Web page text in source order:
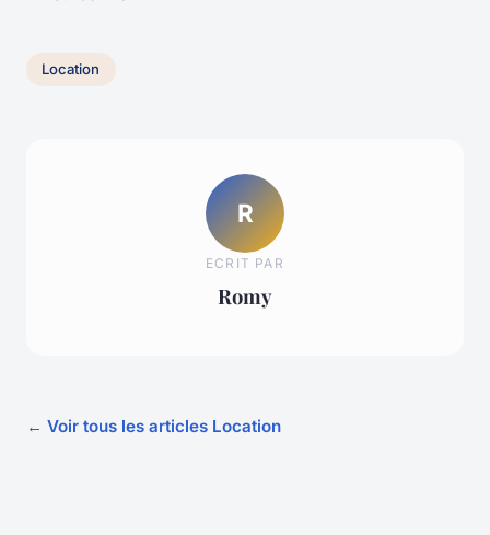
Location
R
ECRIT PAR
Romy
← Voir tous les articles Location